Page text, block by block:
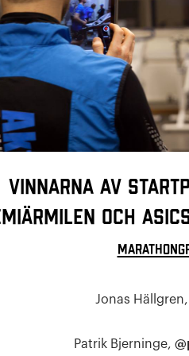
Vinnarna av
och
Jonas Hällgren,
Patrik Bjerninge,